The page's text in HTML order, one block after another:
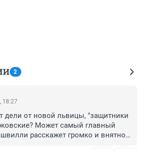
2
18:27
дели от новой львицы, "защитники
Может самый главный
расскажет громко и внятно.